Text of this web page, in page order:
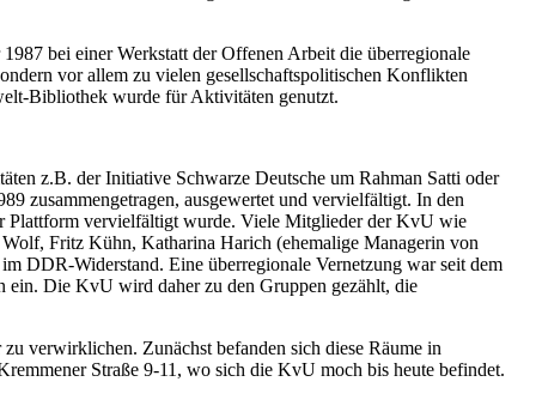
bei einer Werkstatt der Offenen Arbeit die überregionale
vor allem zu vielen gesellschaftspolitischen Konflikten
Bibliothek wurde für Aktivitäten genutzt.
z.B. der Initiative Schwarze Deutsche um Rahman Satti oder
zusammengetragen, ausgewertet und vervielfältigt. In den
Plattform vervielfältigt wurde. Viele Mitglieder der KvU wie
Fritz Kühn, Katharina Harich (ehemalige Managerin von
DDR-Widerstand. Eine überregionale Vernetzung war seit dem
ein. Die KvU wird daher zu den Gruppen gezählt, die
verwirklichen. Zunächst befanden sich diese Räume in
Straße 9-11, wo sich die KvU moch bis heute befindet.